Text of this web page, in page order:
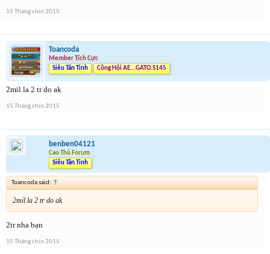
15 Tháng chín 2015
Toancoda
Member Tích Cực
Siêu Tân Tinh
Công Hội AE...GATO.S145
2mil la 2 tr do ak
15 Tháng chín 2015
benben04121
Cao Thủ Forum
Siêu Tân Tinh
Toancoda said: ↑
2mil la 2 tr do ak
2tr nha bạn
15 Tháng chín 2015